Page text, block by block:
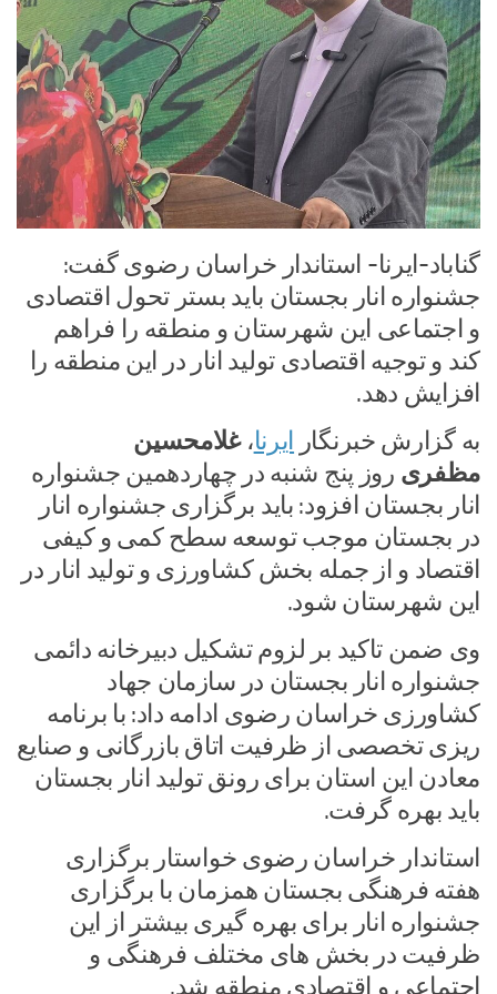
گناباد-ایرنا- استاندار خراسان رضوی گفت:
جشنواره انار بجستان باید بستر تحول اقتصادی
و اجتماعی این شهرستان و منطقه را فراهم
کند و توجیه اقتصادی تولید انار در این منطقه را
افزایش دهد.
به گزارش خبرنگار
ایرنا،غلامحسین
مظفری روز پنج شنبه در چهاردهمین جشنواره
انار بجستان افزود:‌ باید برگزاری جشنواره انار
در بجستان موجب توسعه سطح کمی و کیفی
اقتصاد و از جمله بخش کشاورزی و تولید انار در
این شهرستان شود.
وی ضمن تاکید بر لزوم تشکیل دبیرخانه دائمی
جشنواره انار بجستان در سازمان جهاد
کشاورزی خراسان رضوی ادامه داد:‌ با برنامه
ریزی تخصصی از ظرفیت اتاق بازرگانی و صنایع
معادن این استان برای رونق تولید انار بجستان
باید بهره گرفت.
استاندار خراسان رضوی خواستار برگزاری
هفته فرهنگی بجستان همزمان با برگزاری
جشنواره انار برای بهره گیری بیشتر از این
ظرفیت در بخش های مختلف فرهنگی و
اجتماعی و اقتصادی منطقه شد.